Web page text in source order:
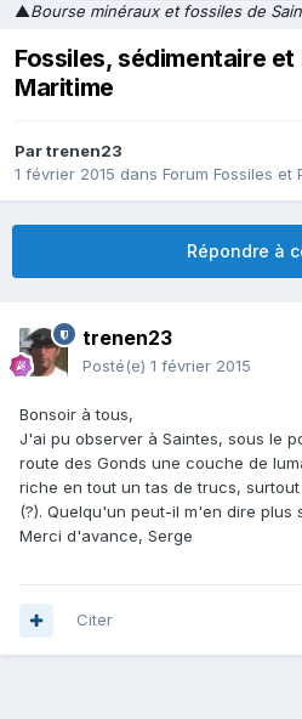
▲Bourse minéraux et fossiles de
Fossiles, sédimentaire
Maritime
Partrenen23
1 février 2015 dans Forum Fossiles et
Répondre à
trenen23
Posté(e) 1 février 2015
Bonsoir à tous,
J'ai pu observer à Saintes, sous le
route des Gonds une couche de
riche en tout un tas de trucs,
(?). Quelqu'un peut-il m'en dire plus
Merci d'avance, Serge
Citer